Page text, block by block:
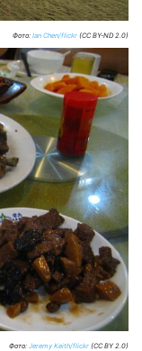
Фото: Ian Chen/flickr (CC BY-ND 2.0)
Фото: Jeremy Keith/flickr (CC BY 2.0)